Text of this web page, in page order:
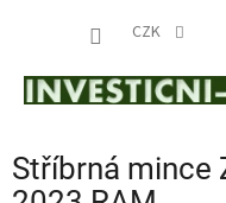
CZK
Stříbrná mince